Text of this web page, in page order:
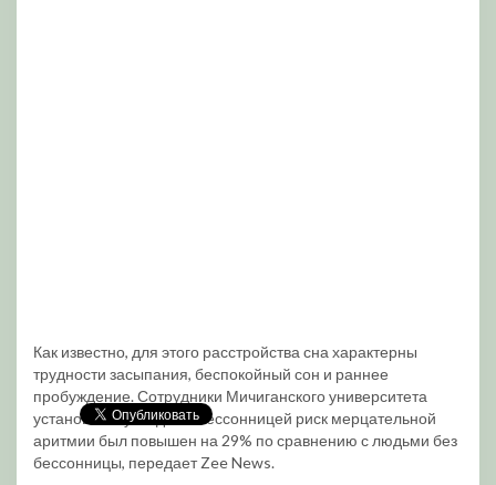
Как известно, для этого расстройства сна характерны
трудности засыпания, беспокойный сон и раннее
пробуждение. Сотрудники Мичиганского университета
установили: у людей с бессонницей риск мерцательной
аритмии был повышен на 29% по сравнению с людьми без
бессонницы, передает Zee News.